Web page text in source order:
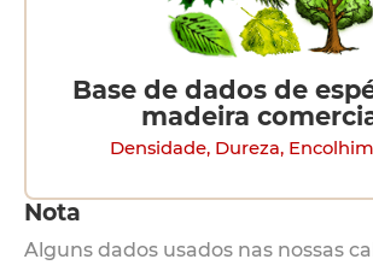
Base de dados de
madeira
Densidade, Dureza,
Nota
Alguns dados usados nas nossas